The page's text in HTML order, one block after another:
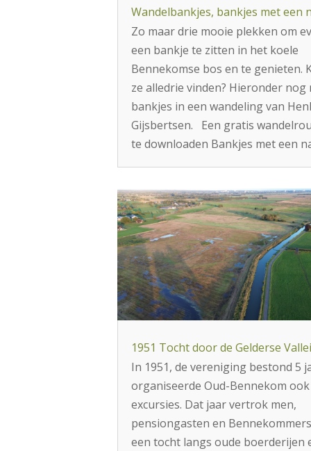
Wandelbankjes, bankjes met een
Zo maar drie mooie plekken om
een bankje te zitten in het koele
Bennekomse bos en te genieten.
ze alledrie vinden? Hieronder nog
bankjes in een wandeling van
Gijsbertsen. Een gratis
te downloaden Bankjes met een
1951 Tocht door de Gelderse
In 1951, de vereniging bestond 5
organiseerde Oud-Bennekom
excursies. Dat jaar vertrok men,
pensiongasten en
een tocht langs oude boerderijen